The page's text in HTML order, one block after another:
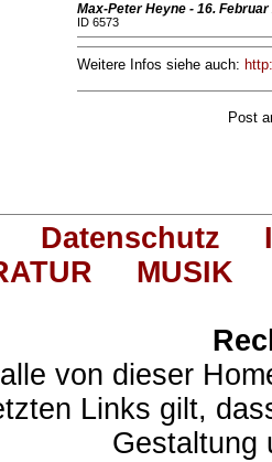
Max-Peter Heyne - 16. Februar
ID 6573
Weitere Infos siehe auch:
Post
Datenschutz
MUSIK
von dieser
Links gilt,
Gestaltung